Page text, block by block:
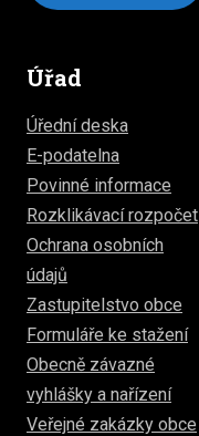
Úřad
Úřední deska
E-podatelna
Povinné informace
Rozklikávací rozpočet
Ochrana osobních
údajů
Zastupitelstvo obce
Formuláře ke stažení
Obecně závazné
vyhlášky a nařízení
Veřejné zakázky obce